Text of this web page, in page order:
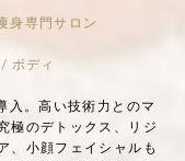
身専門サロン
ボディ
入。高い技術力とのマ
極のデトックス、リジ
、小顔フェイシャルも